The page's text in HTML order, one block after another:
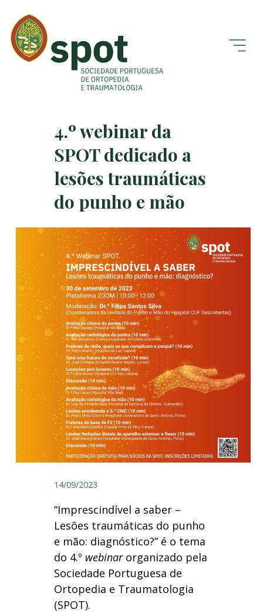
4.º webinar da
SPOT dedicado a
lesões traumáticas
do punho e mão
14/09/2023
“Imprescindível a saber –
Lesões traumáticas do punho
e mão: diagnóstico?” é o tema
do 4.º webinarorganizado pela
Sociedade Portuguesa de
Ortopedia e Traumatologia
(SPOT).